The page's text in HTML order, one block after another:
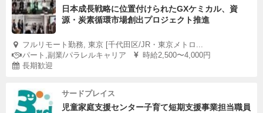
日本成長戦略に位置付けられたGXケミカル、資
源・炭素循環市場創出プロジェクト推進
フルリモート勤務, 東京 [千代田区/JR・東京メトロ...
パート,副業/パラレルキャリア
時給2,500〜4,000円
長期歓迎
サードプレイス
児童家庭支援センター子育て短期支援事業担当職員